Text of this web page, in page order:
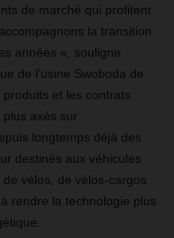
de marché qui profitent
la transition
années », souligne
de l’usine Swoboda de
et les contrats
axés sur
longtemps déjà des
destinés aux véhicules
de vélos, de vélos-cargos
rendre la technologie plus